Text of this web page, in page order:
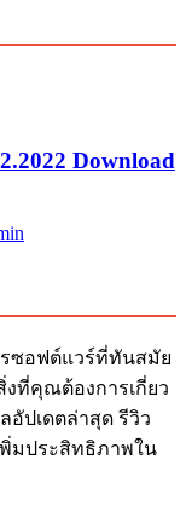
Download
ซอฟต์แวร์ที่ทันสมัย
งที่คุณต้องการเกี่ยว
ปเดตล่าสุด รีวิว
มประสิทธิภาพใน